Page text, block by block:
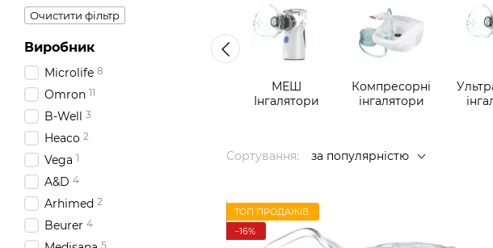
МЕШ
Інгалятори
Компресорні
інгалятори
Сортування: за популярністю
ТОП ПРОДАЖІВ
−16%
Очистити фільтр
Виробник
Microlife 8
Omron 11
B-Well 3
Heaco 2
Vega 1
A&D 4
Arhimed 2
Beurer 4
5